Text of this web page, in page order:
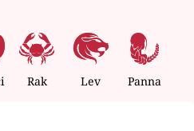
Rak Lev Panna